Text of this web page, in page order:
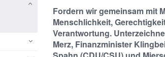
Fordern wir gemeinsam mit
Menschlichkeit,
Verantwortung.
Merz, Finanzminister